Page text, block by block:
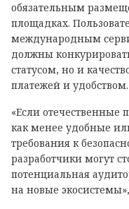
обязательным
площадках.
международным
должны
статусом, но и
платежей и удобством.
«Если отечественные
как менее удобные
требования к
разработчики могут
потенциальная
на новые